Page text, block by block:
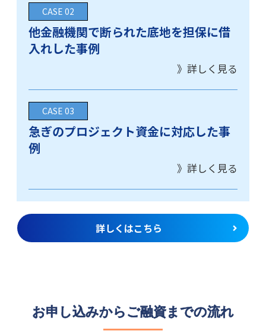
他金融機関で断られた底地を担保に借
入れした事例
急ぎのプロジェクト資金に対応した事
例
詳しくはこちら
お申し込みからご融資までの流れ